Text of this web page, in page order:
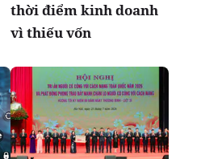
thời điểm kinh doanh
vì thiếu vốn